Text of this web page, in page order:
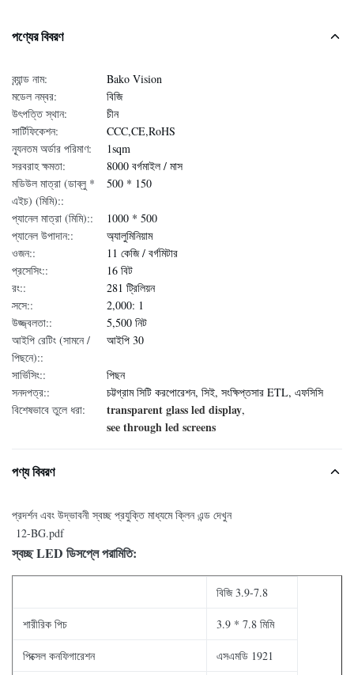
পণ্যের বিবরণ
ব্র্যান্ড নাম:
Bako Vision
মডেল নম্বর:
বিজি
উৎপত্তি স্থান:
চীন
সার্টিফিকেশন:
CCC,CE,RoHS
ন্যূনতম অর্ডার পরিমাণ:
1sqm
সরবরাহ ক্ষমতা:
8000 বর্গমাইল / মাস
মডিউল মাত্রা (ডাব্লু *
এইচ) (মিমি)::
500 * 150
প্যানেল মাত্রা (মিমি)::
1000 * 500
প্যানেল উপাদান::
অ্যালুমিনিয়াম
ওজন::
11 কেজি / বর্গমিটার
প্রসেসিং::
16 বিট
রং::
281 ট্রিলিয়ন
ক্সসে::
2,000: 1
উজ্জ্বলতা::
5,500 নিট
আইপি রেটিং (সামনে /
পিছনে)::
আইপি 30
সার্ভিসিং::
পিছন
সনদপত্র::
চট্টগ্রাম সিটি করপোরেশন, সিই, সংক্ষিপ্তসার ETL, এফসিসি
বিশেষভাবে তুলে ধরা:
transparent glass led display,
see through led screens
পণ্য বিবরণ
প্রদর্শন এবং উদ্ভাবনী স্বচ্ছ প্রযুক্তি মাধ্যমে ক্লিন এন্ড দেখুন
12-BG.pdf
স্বচ্ছ LED ডিসপ্লে পরামিতি:
বিজি 3.9-7.8
শারীরিক পিচ 3.9 * 7.8 মিমি
পিক্সেল কনফিগারেশন এসএমডি 1921